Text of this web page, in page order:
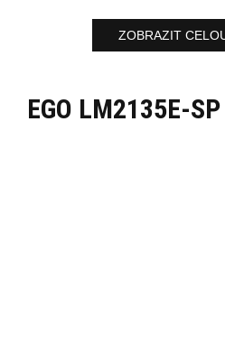
ZOBRAZIT
EGO LM2135E-SP